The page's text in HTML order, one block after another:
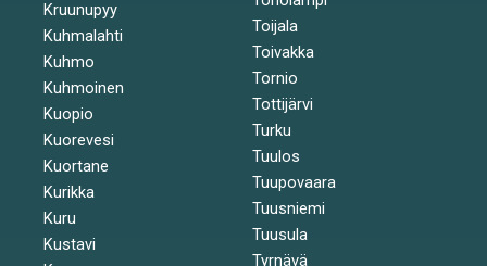
Kruunupyy
Kuhmalahti
Kuhmo
Kuhmoinen
Kuopio
Kuorevesi
Kuortane
Kurikka
Kuru
Kustavi
Toijala
Toivakka
Tornio
Tottijärvi
Turku
Tuulos
Tuupovaara
Tuusniemi
Tuusula
Tyrnävä